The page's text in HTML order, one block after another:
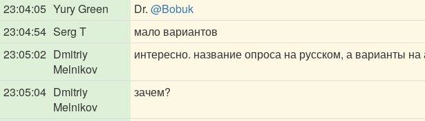
23:04:05 Yury Green Dr. @Bobuk
23:04:54 Serg T
мало вариантов
23:05:02 Dmitriy
Melnikov
интересно. название опроса на русском, а варианты на
23:05:04 Dmitriy
Melnikov
зачем?